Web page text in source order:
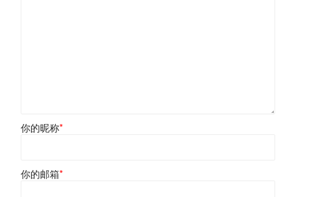
你的昵称*
你的邮箱*